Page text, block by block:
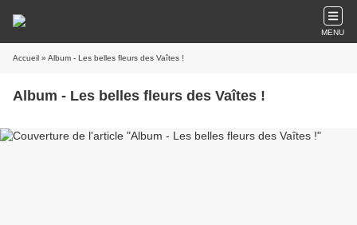
MENU
Accueil » Album - Les belles fleurs des Vaîtes !
Album - Les belles fleurs des Vaîtes !